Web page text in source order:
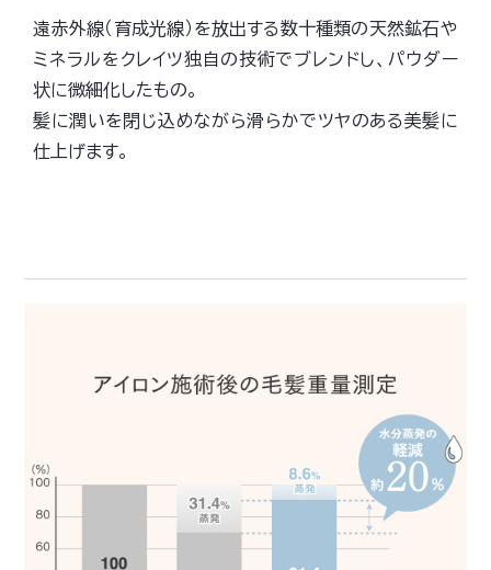
遠赤外線（育成光線）を放出する数十種類の天然鉱石や
ミネラルをクレイツ独自の技術でブレンドし、パウダー
状に微細化したもの。
髪に潤いを閉じ込めながら滑らかでツヤのある美髪に
仕上げます。